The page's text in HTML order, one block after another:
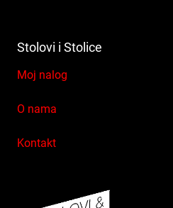
Stolovi i Stolice
Moj nalog
O nama
Kontakt